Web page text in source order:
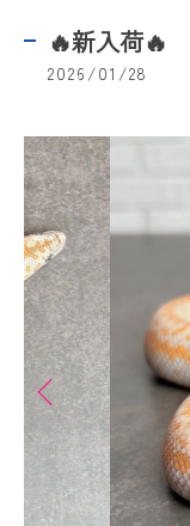
🔥新入荷🔥
2026/01/28